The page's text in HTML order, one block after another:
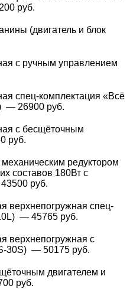
руб.
(двигатель и блок
с ручным управлением
спец-комплектация «Всё
— 26900 руб.
с бесщёточным
руб.
редуктором
составов 180Вт с
руб.
верхнепогружная спец-
— 45765 руб.
верхнепогружная с
30S) — 50175 руб.
двигателем и
руб.